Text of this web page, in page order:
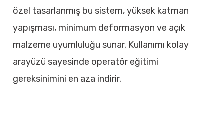
özel tasarlanmış bu sistem, yüksek katman
yapışması, minimum deformasyon ve açık
malzeme uyumluluğu sunar. Kullanımı kolay
arayüzü sayesinde operatör eğitimi
gereksinimini en aza indirir.